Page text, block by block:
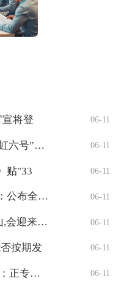
宣将登 06-11
《德军总部》开发商正打造“彩虹六号”风格 06-11
贴"33 06-11
《上古卷轴OL》迎来重大变革：公布全新「 06-11
《方舟：生存飞升》翻过这座山,会迎来真正 06-11
按期发 06-11
先别等《蜘蛛侠3》！失眠组称：正专注打造 06-11